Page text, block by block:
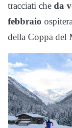
tracciati che da
febbraio
della Coppa del